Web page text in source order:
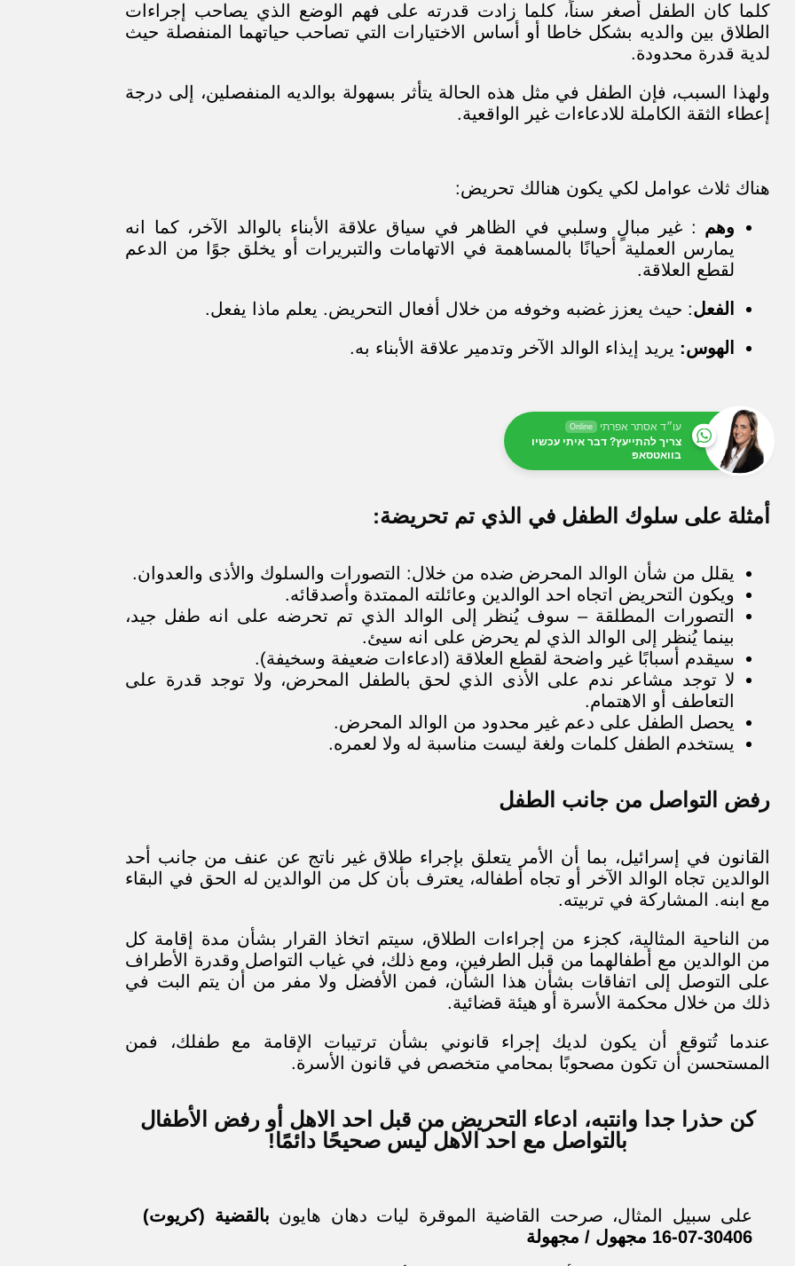
كلما كان الطفل أصغر سناً، كلما زادت قدرته على فهم الوضع الذي يصاحب إجراءات
الطلاق بين والديه بشكل خاطا أو أساس الاختيارات التي تصاحب حياتهما المنفصلة حيث
لدية قدرة محدودة.
ولهذا السبب، فإن الطفل في مثل هذه الحالة يتأثر بسهولة بوالديه المنفصلين، إلى درجة
إعطاء الثقة الكاملة للادعاءات غير الواقعية.
هناك ثلاث عوامل لكي يكون هنالك تحريض:
وهم : غير مبالٍ وسلبي في الظاهر في سياق علاقة الأبناء بالوالد الآخر، كما انه
يمارس العملية أحيانًا بالمساهمة في الاتهامات والتبريرات أو يخلق جوًا من الدعم
لقطع العلاقة.
الفعل: حيث يعزز غضبه وخوفه من خلال أفعال التحريض. يعلم ماذا يفعل.
الهوس: يريد إيذاء الوالد الآخر وتدمير علاقة الأبناء به.
עו״ד אסתר אפרתי Online
צריך להתייעץ? דבר איתי עכשיו
בוואטסאפ
أمثلة على سلوك الطفل في الذي تم تحريضة:
يقلل من شأن الوالد المحرض ضده من خلال: التصورات والسلوك والأذى والعدوان.
ويكون التحريض اتجاه احد الوالدين وعائلته الممتدة وأصدقائه.
التصورات المطلقة – سوف يُنظر إلى الوالد الذي تم تحرضه على انه طفل جيد،
بينما يُنظر إلى الوالد الذي لم يحرض على انه سيئ.
سيقدم أسبابًا غير واضحة لقطع العلاقة (ادعاءات ضعيفة وسخيفة).
لا توجد مشاعر ندم على الأذى الذي لحق بالطفل المحرض، ولا توجد قدرة على
التعاطف أو الاهتمام.
يحصل الطفل على دعم غير محدود من الوالد المحرض.
يستخدم الطفل كلمات ولغة ليست مناسبة له ولا لعمره.
رفض التواصل من جانب الطفل
القانون في إسرائيل، بما أن الأمر يتعلق بإجراء طلاق غير ناتج عن عنف من جانب أحد
الوالدين تجاه الوالد الآخر أو تجاه أطفاله، يعترف بأن كل من الوالدين له الحق في البقاء
مع ابنه. المشاركة في تربيته.
من الناحية المثالية، كجزء من إجراءات الطلاق، سيتم اتخاذ القرار بشأن مدة إقامة كل
من الوالدين مع أطفالهما من قبل الطرفين، ومع ذلك، في غياب التواصل وقدرة الأطراف
على التوصل إلى اتفاقات بشأن هذا الشأن، فمن الأفضل ولا مفر من أن يتم البت في
ذلك من خلال محكمة الأسرة أو هيئة قضائية.
عندما تُتوقع أن يكون لديك إجراء قانوني بشأن ترتيبات الإقامة مع طفلك، فمن
المستحسن أن تكون مصحوبًا بمحامي متخصص في قانون الأسرة.
كن حذرا جدا وانتبه، ادعاء التحريض من قبل احد الاهل أو رفض الأطفال
بالتواصل مع احد الاهل ليس صحيحًا دائمًا!
على سبيل المثال، صرحت القاضية الموقرة ليات دهان هايون بالقضية (كريوت)
30406-07-16 مجهول / مجهولة